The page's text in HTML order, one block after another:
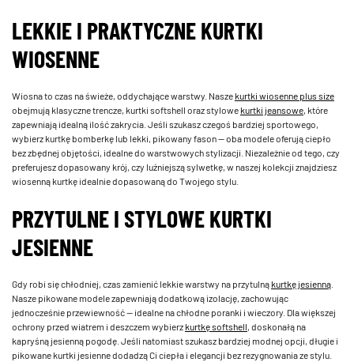
LEKKIE I PRAKTYCZNE KURTKI
WIOSENNE
Wiosna to czas na świeże, oddychające warstwy. Naszekurtki wiosenne plus size
obejmują klasyczne trencze, kurtki softshell oraz stylowekurtki jeansowe, które
zapewniają idealną ilość zakrycia. Jeśli szukasz czegoś bardziej sportowego,
wybierz kurtkę bomberkę lub lekki, pikowany fason — oba modele oferują ciepło
bez zbędnej objętości, idealne do warstwowych stylizacji. Niezależnie od tego, czy
preferujesz dopasowany krój, czy luźniejszą sylwetkę, w naszej kolekcji znajdziesz
wiosenną kurtkę idealnie dopasowaną do Twojego stylu.
PRZYTULNE I STYLOWE KURTKI
JESIENNE
Gdy robi się chłodniej, czas zamienić lekkie warstwy na przytulnąkurtkę jesienną
Nasze pikowane modele zapewniają dodatkową izolację, zachowując
jednocześnie przewiewność — idealne na chłodne poranki i wieczory. Dla większej
ochrony przed wiatrem i deszczem wybierzkurtkę softshell, doskonałą na
kapryśną jesienną pogodę. Jeśli natomiast szukasz bardziej modnej opcji, długie i
pikowane kurtki jesienne dodadzą Ci ciepła i elegancji bez rezygnowania ze stylu.